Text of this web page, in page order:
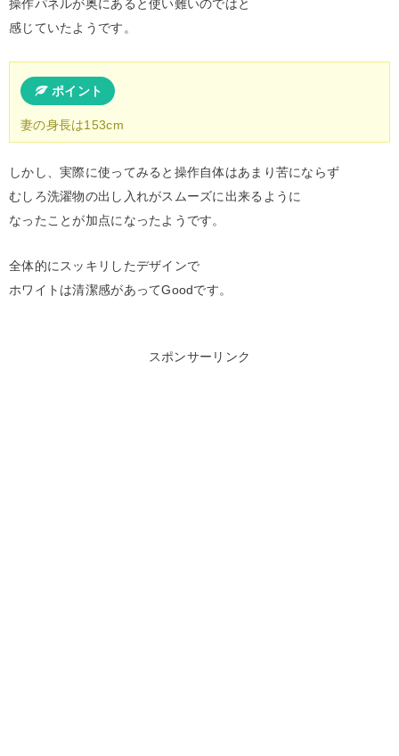
操作パネルが奥にあると使い難いのではと
感じていたようです。
ポイント
妻の身長は153cm
しかし、実際に使ってみると操作自体はあまり苦にならず
むしろ洗濯物の出し入れがスムーズに出来るように
なったことが加点になったようです。
全体的にスッキリしたデザインで
ホワイトは清潔感があってGoodです。
スポンサーリンク